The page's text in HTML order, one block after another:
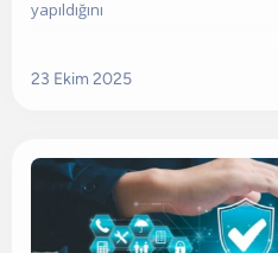
yapıldığını
23 Ekim 2025